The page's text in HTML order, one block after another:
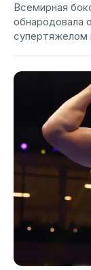
Всемирная
обнародовала
супертяжелом